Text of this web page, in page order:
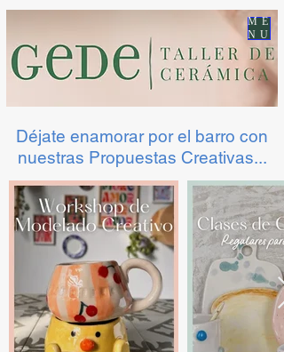
ME
NU
Déjate enamorar por el barro con
nuestras Propuestas Creativas...